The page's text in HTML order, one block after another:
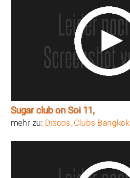
Sugar club on Soi 11,
mehr zu: Discos, Clubs Bangkok